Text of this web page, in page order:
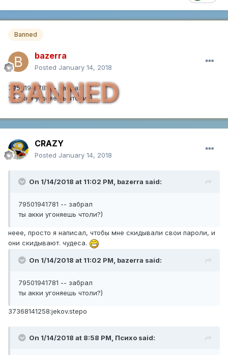
Banned
bazerra
Posted January 14, 2018
BANNED
79501941781 -- забрал
ты акки угоняешь чтоли?)
CRAZY
Posted January 14, 2018
On 1/14/2018 at 11:02 PM, bazerra said:
79501941781 -- забрал
ты акки угоняешь чтоли?)
неее, просто я написал, чтобы мне скидывали свои пароли, и
они скидывают. чудеса.
On 1/14/2018 at 11:02 PM, bazerra said:
79501941781 -- забрал
ты акки угоняешь чтоли?)
37368141258:jekov.stepo
On 1/14/2018 at 8:58 PM, Психо said: